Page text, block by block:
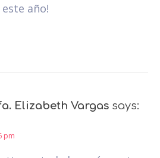
año!
Elizabeth Vargas says:
pm